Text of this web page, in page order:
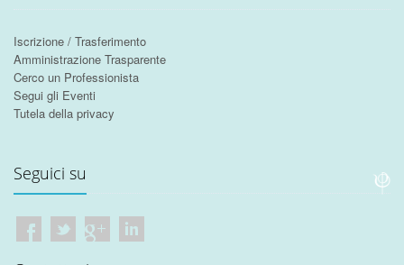
Iscrizione / Trasferimento
Amministrazione Trasparente
Cerco un Professionista
Segui gli Eventi
Tutela della privacy
Seguici su